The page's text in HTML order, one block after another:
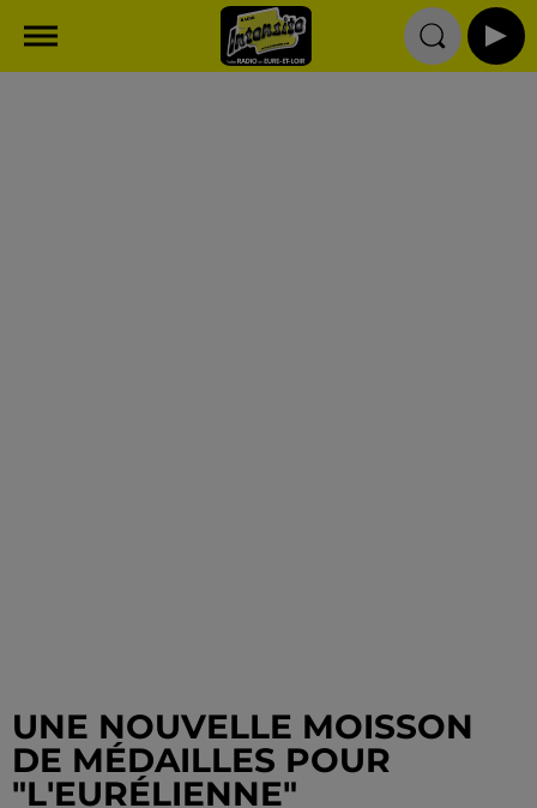
UNE NOUVELLE MOISSON
DE MÉDAILLES POUR
"L'EURÉLIENNE"